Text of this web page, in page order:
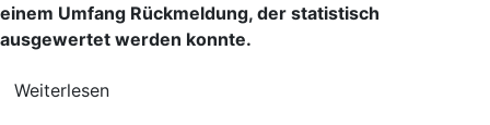
einem Umfang Rückmeldung, der statistisch
ausgewertet werden konnte.
Weiterlesen